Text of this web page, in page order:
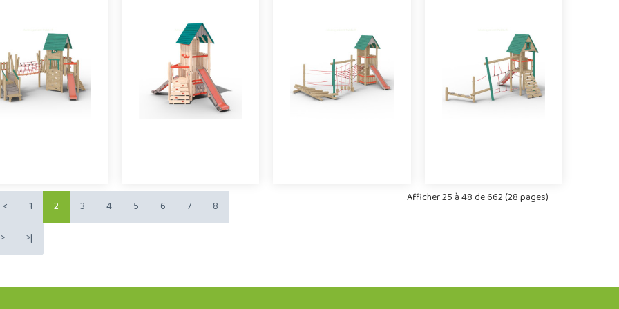
combinaison multi-
RobiPlay 109
le décor idéal..
Offre partenaire
de robinier, la
combinaison multi-
activités RobiPlay 110
offre le décor idéal..
Offre partenaire
combinaison multi-
activités RobiPlay 111
offre le décor idéal..
Offre partenaire
combinaison multi-
activités RobiPlay 112
offre le décor idéal..
Offre partenaire
< 1 2 3 4 5 6 7
8
>
>|
Afficher 25 à 48 de 662 (28 pages)